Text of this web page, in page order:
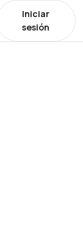
Iniciar
sesión